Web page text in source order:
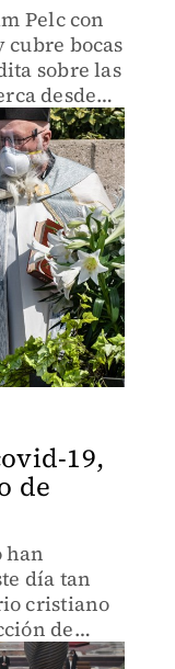
Pelc con
cubre bocas
sobre las
desde
19,
de
han
día tan
cristiano
de